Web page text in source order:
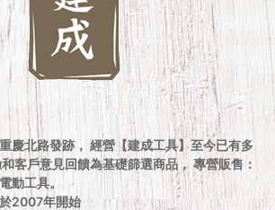
慶北路發跡， 經營【建成工具】至今已有多
客戶意見回饋為基礎篩選商品， 專營販售：
動工具。
2007年開始